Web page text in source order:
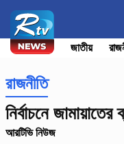
জাতীয়
রাজনীতি
নির্বাচনে
আরটিভি নিউজ